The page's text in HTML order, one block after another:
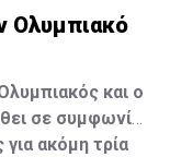
Ολυμπιακό
και ο
σε συμφωνία
ακόμη τρία